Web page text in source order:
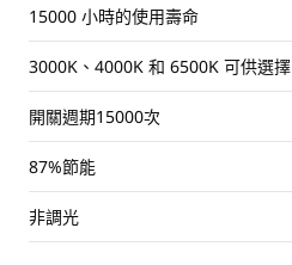
15000 小時的使用壽命
3000K、4000K 和 6500K 可供選擇
開關週期15000次
87%節能
非調光